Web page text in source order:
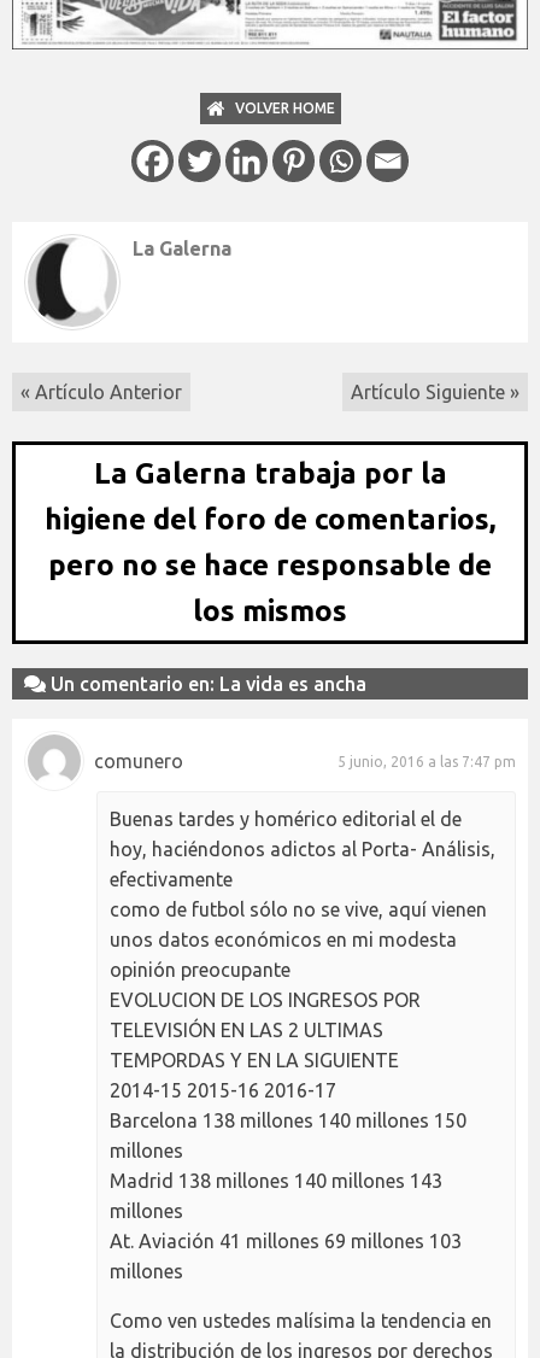
VOLVER HOME
La Galerna
« Artículo Anterior Artículo Siguiente »
La Galerna trabaja por la
higiene del foro de comentarios,
pero no se hace responsable de
los mismos
Un comentario en: La vida es ancha
comunero 5 junio, 2016 a las 7:47 pm
Buenas tardes y homérico editorial el de
hoy, haciéndonos adictos al Porta- Análisis,
efectivamente
como de futbol sólo no se vive, aquí vienen
unos datos económicos en mi modesta
opinión preocupante
EVOLUCION DE LOS INGRESOS POR
TELEVISIÓN EN LAS 2 ULTIMAS
TEMPORDAS Y EN LA SIGUIENTE
2014-15 2015-16 2016-17
Barcelona 138 millones 140 millones 150
millones
Madrid 138 millones 140 millones 143
millones
At. Aviación 41 millones 69 millones 103
millones
Como ven ustedes malísima la tendencia en
la distribución de los ingresos por derechos